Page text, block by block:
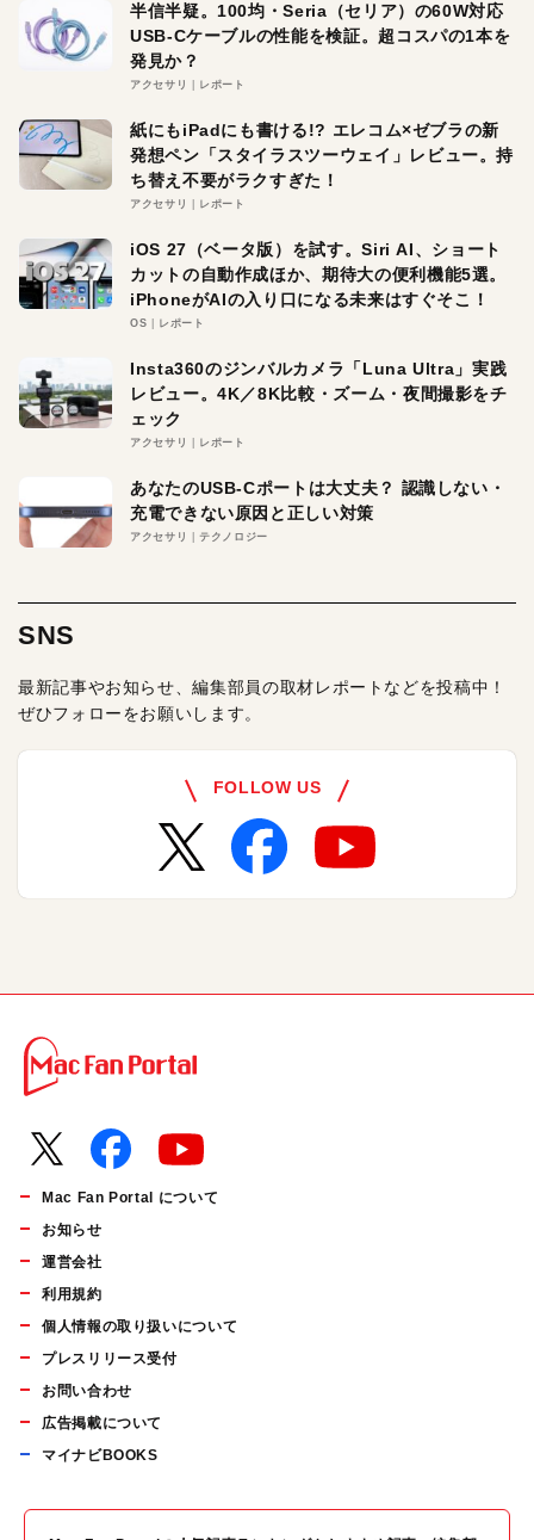
半信半疑。100均・Seria（セリア）の60W対応
USB-Cケーブルの性能を検証。超コスパの1本を
発見か？
アクセサリ レポート
紙にもiPadにも書ける!? エレコム×ゼブラの新
発想ペン「スタイラスツーウェイ」レビュー。持
ち替え不要がラクすぎた！
アクセサリ レポート
iOS 27（ベータ版）を試す。Siri AI、ショート
カットの自動作成ほか、期待大の便利機能5選。
iPhoneがAIの入り口になる未来はすぐそこ！
OS レポート
Insta360のジンバルカメラ「Luna Ultra」実践
レビュー。4K／8K比較・ズーム・夜間撮影をチ
ェック
アクセサリ レポート
あなたのUSB-Cポートは大丈夫？ 認識しない・
充電できない原因と正しい対策
アクセサリ テクノロジー
SNS
最新記事やお知らせ、編集部員の取材レポートなどを投稿中！
ぜひフォローをお願いします。
FOLLOW US
Mac Fan Portal について
お知らせ
運営会社
利用規約
個人情報の取り扱いについて
プレスリリース受付
お問い合わせ
広告掲載について
マイナビBOOKS